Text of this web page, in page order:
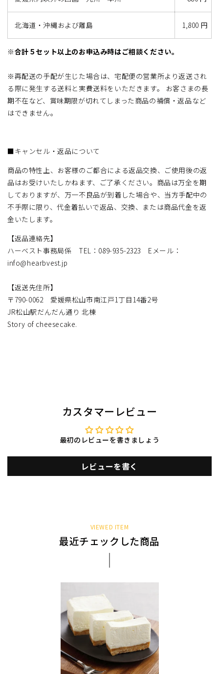
北海道・沖縄および離島 1,800 円
※合計５セット以上のお申込み時はご相談ください。
※再配送の手配が生じた場合は、宅配便の営業所より返送され
る際に発生する送料と実費送料をいただきます。 お客さまの長
期不在など、賞味期限が切れてしまった商品の補償・返品など
はできません。
■キャンセル・返品について
商品の特性上、お客様のご都合による返品交換、ご使用後の返
品はお受けいたしかねます、ご了承ください。商品は万全を期
しておりますが、万一不良品が到着した場合や、当方手配中の
不手際に限り、代金着払いで返品、交換、または商品代金を返
金いたします。
【返品連絡先】
ハーベスト事務局係 TEL：089-935-2323 Eメール：
info@hearbvest.jp
【返送先住所】
〒790-0062 愛媛県松山市南江戸1丁目14番2号
JR松山駅だんだん通り 北棟
Story of cheesecake.
カスタマーレビュー
最初のレビューを書きましょう
レビューを書く
VIEWED ITEM
最近チェックした商品